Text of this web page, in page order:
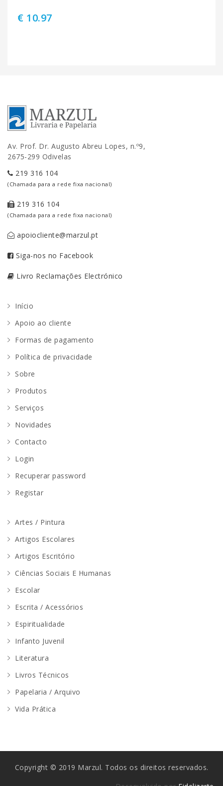
€ 10.97
Av. Prof. Dr. Augusto Abreu Lopes, n.º9,
2675-299 Odivelas
219 316 104
(Chamada para a rede fixa nacional)
219 316 104
(Chamada para a rede fixa nacional)
apoiocliente@marzul.pt
Siga-nos no Facebook
Livro Reclamações Electrónico
Início
Apoio ao cliente
Formas de pagamento
Política de privacidade
Sobre
Produtos
Serviços
Novidades
Contacto
Login
Recuperar password
Registar
Artes / Pintura
Artigos Escolares
Artigos Escritório
Ciências Sociais E Humanas
Escolar
Escrita / Acessórios
Espiritualidade
Infanto Juvenil
Literatura
Livros Técnicos
Papelaria / Arquivo
Vida Prática
Copyright © 2019 Marzul. Todos os direitos reservados.